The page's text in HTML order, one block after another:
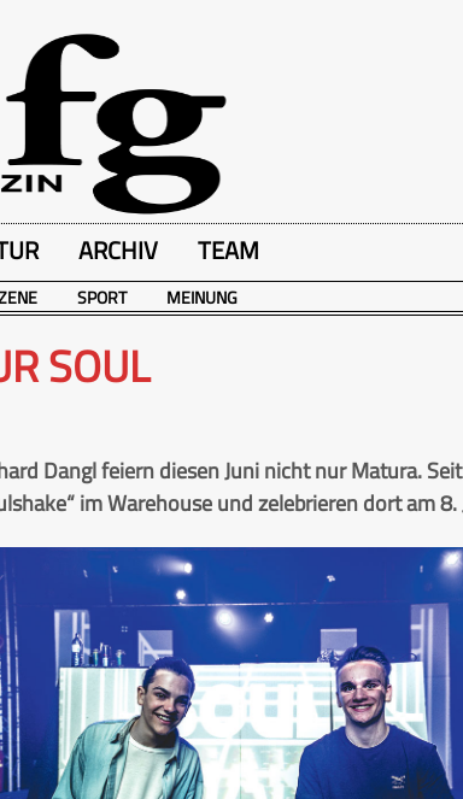
ARCHIV TEAM
SPORT MEINUNG
SOUL
Dangl feiern diesen Juni nicht nur Matura.
im Warehouse und zelebrieren dort am